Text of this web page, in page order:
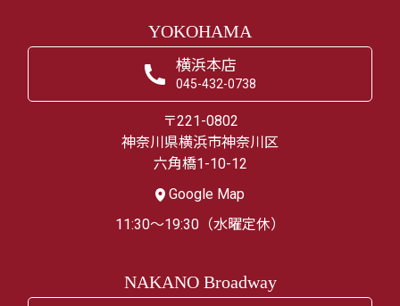
YOKOHAMA
横浜本店
045-432-0738
〒221-0802
神奈川県横浜市神奈川区
六角橋1-10-12
Google Map
11:30～19:30（水曜定休）
NAKANO Broadway